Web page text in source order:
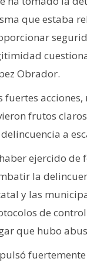
que estaba
Obrador.
fuertes
frutos
a
ejercido de
la
y las
de
que hubo